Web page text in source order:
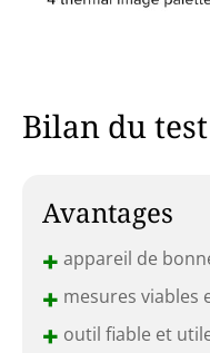
Bilan du test
Avantages
+ appareil de
+ mesures viables
+ outil fiable et